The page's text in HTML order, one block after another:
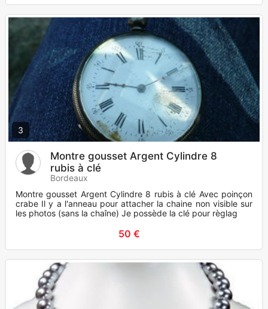
3
Montre gousset Argent Cylindre 8
rubis à clé
Bordeaux
Montre gousset Argent Cylindre 8 rubis à clé Avec poinçon
crabe Il y a l'anneau pour attacher la chaine non visible sur
les photos (sans la chaîne) Je possède la clé pour règlag
50 €